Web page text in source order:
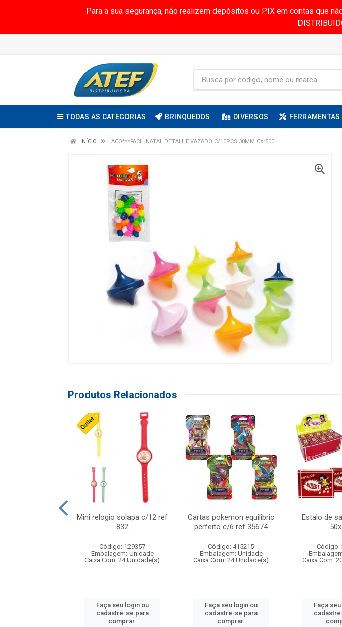
Para a sua segurança, não realizem depósitos ou PIX em contas que
TODAS AS CATEGORIAS BRINQUEDOS DIVERSOS FERRAMENTAS
INÍCIO LACO***FACIL NATAL DETALHE VAZADO C/10PCS 30MM CX:500
Produtos Relacionados
Mini relogio solapa c/12 ref
832
Código: 129357
Embalagem: Unidade
Caixa Com: 24 Unidade(s)
Faça seu login ou
cadastre-se para
comprar.
Cartas pokemon equilibrio
perfeito c/6 ref 35674
Código: 415215
Embalagem: Unidade
Caixa Com: 24 Unidade(s)
Faça seu login ou
cadastre-se para
comprar.
Estalo de
Código:
Caixa Com:
Faça